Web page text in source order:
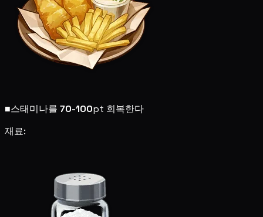
■스태미나를 70-100pt 회복한다
재료: